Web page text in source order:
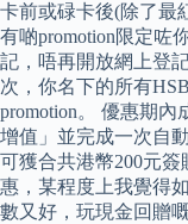
卡前或碌卡後(除了最
有啲promotion限定咗
記，唔再開放網上登
次，你名下的所有
promotion。 優惠期
增值」並完成一次自
可獲合共港幣200元
惠，某程度上我覺得
數又好，玩現金回贈